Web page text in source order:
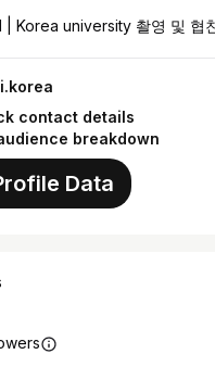
📍Seoul | Korea
contact details
breakdown
Data